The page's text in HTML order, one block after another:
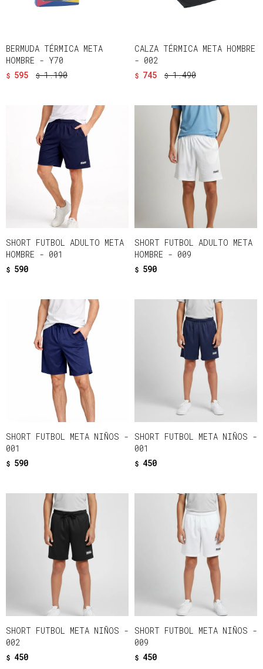
BERMUDA TÉRMICA META
HOMBRE - Y70
$ 595 $ 1.190
CALZA TÉRMICA META HOMBRE
- 002
$ 745 $ 1.490
SHORT FUTBOL ADULTO META
HOMBRE - 001
$ 590
SHORT FUTBOL ADULTO META
HOMBRE - 009
$ 590
SHORT FUTBOL META NIÑOS -
001
$ 590
SHORT FUTBOL META NIÑOS -
001
$ 450
SHORT FUTBOL META NIÑOS -
002
$ 450
SHORT FUTBOL META NIÑOS -
009
$ 450